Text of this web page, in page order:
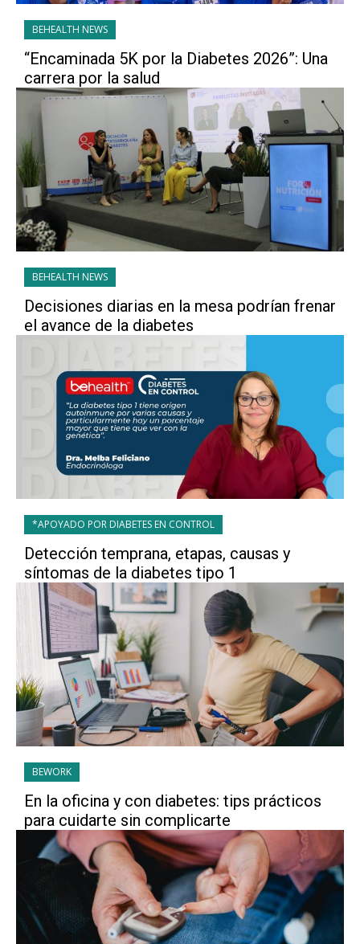
BEHEALTH NEWS
“Encaminada 5K por la Diabetes 2026”: Una
carrera por la salud
BEHEALTH NEWS
Decisiones diarias en la mesa podrían frenar
el avance de la diabetes
*APOYADO POR DIABETES EN CONTROL
Detección temprana, etapas, causas y
síntomas de la diabetes tipo 1
BEWORK
En la oficina y con diabetes: tips prácticos
para cuidarte sin complicarte